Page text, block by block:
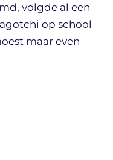
volgde al een
op school
maar even